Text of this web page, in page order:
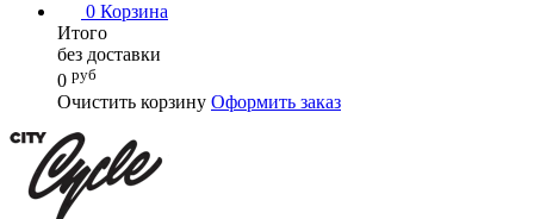
0 Корзина
Итого
без доставки
0 руб
Очистить корзину Оформить заказ